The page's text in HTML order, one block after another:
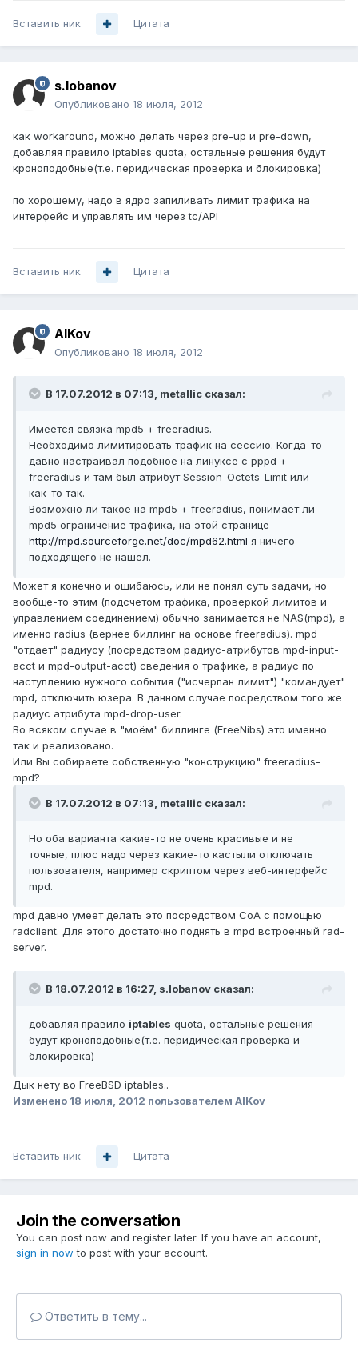
Вставить ник Цитата
s.lobanov
Опубликовано 18 июля, 2012
как workaround, можно делать через pre-up и pre-down,
добавляя правило iptables quota, остальные решения будут
кроноподобные(т.е. перидическая проверка и блокировка)
по хорошему, надо в ядро запиливать лимит трафика на
интерфейс и управлять им через tc/API
Вставить ник Цитата
AlKov
Опубликовано 18 июля, 2012
В 17.07.2012 в 07:13, metallic сказал:
Имеется связка mpd5 + freeradius.
Необходимо лимитировать трафик на сессию. Когда-то
давно настраивал подобное на линуксе с pppd +
freeradius и там был атрибут Session-Octets-Limit или
как-то так.
Возможно ли такое на mpd5 + freeradius, понимает ли
mpd5 ограничение трафика, на этой странице
http://mpd.sourceforge.net/doc/mpd62.html я ничего
подходящего не нашел.
Может я конечно и ошибаюсь, или не понял суть задачи, но
вообще-то этим (подсчетом трафика, проверкой лимитов и
управлением соединением) обычно занимается не NAS(mpd), а
именно radius (вернее биллинг на основе freeradius). mpd
"отдает" радиусу (посредством радиус-атрибутов mpd-input-
acct и mpd-output-acct) сведения о трафике, а радиус по
наступлению нужного события ("исчерпан лимит") "командует"
mpd, отключить юзера. В данном случае посредством того же
радиус атрибута mpd-drop-user.
Во всяком случае в "моём" биллинге (FreeNibs) это именно
так и реализовано.
Или Вы собираете собственную "конструкцию" freeradius-
mpd?
В 17.07.2012 в 07:13, metallic сказал:
Но оба варианта какие-то не очень красивые и не
точные, плюс надо через какие-то кастыли отключать
пользователя, например скриптом через веб-интерфейс
mpd.
mpd давно умеет делать это посредством СоА c помощью
radclient. Для этого достаточно поднять в mpd встроенный rad-
server.
В 18.07.2012 в 16:27, s.lobanov сказал:
добавляя правило iptables quota, остальные решения
будут кроноподобные(т.е. перидическая проверка и
блокировка)
Дык нету во FreeBSD iptables..
Изменено 18 июля, 2012 пользователем AlKov
Вставить ник Цитата
Join the conversation
You can post now and register later. If you have an account,
sign in now to post with your account.
Ответить в тему...